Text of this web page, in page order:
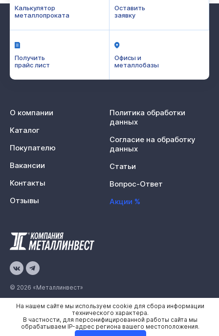
Калькулятор
металлопроката
Оставить
заявку
Получить
прайс лист
Офисы и
металлобазы
© 2026 «Металлинвест»
Политика конфиденциальности
Карта сайта
О компании
Каталог
Покупателю
Вакансии
Контакты
Отзывы
Политика обработки
данных
Согласие на обработку
данных
Статьи
Вопрос-Ответ
Акции %
На нашем сайте мы используем cookie для сбора информации
технического характера.
В частности, для персонифицированной работы сайта мы
обрабатываем IP-адрес региона вашего местоположения.